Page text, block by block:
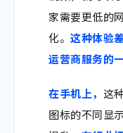
家需要更低的
化。这种体验
运营商服务的
在手机上， 这
图标的不同显